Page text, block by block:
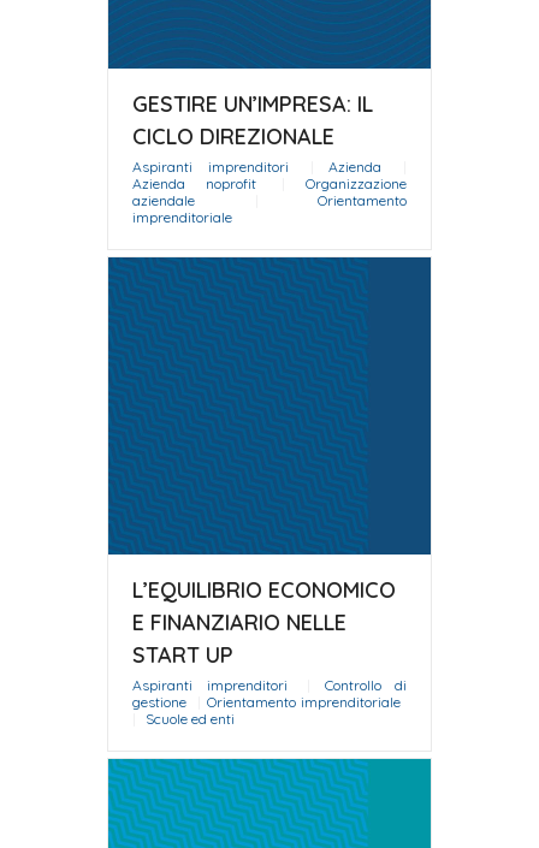
GESTIRE UN’IMPRESA: IL
CICLO DIREZIONALE
Aspiranti imprenditori |Azienda
Azienda noprofit
|Organizzazione
aziendale
Orientamento
imprenditoriale
L’EQUILIBRIO ECONOMICO
E FINANZIARIO NELLE
START UP
Aspiranti imprenditori
Controllo di
gestione
Orientamento imprenditoriale
Scuole ed enti